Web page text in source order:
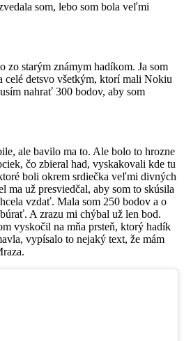
som, lebo som bola veľmi
zo starým známym hadíkom. Ja som
celé detsvo všetkým, ktorí mali Nokiu
nahrať 300 bodov, aby som
ale bavilo ma to. Ale bolo to hrozne
čo zbieral had, vyskakovali kde tu
boli okrem srdiečka veľmi divných
ma už presviedčal, aby som to skúsila
vzdať. Mala som 250 bodov a o
A zrazu mi chýbal už len bod.
vyskočil na mňa prsteň, ktorý hadík
vypísalo to nejaký text, že mám